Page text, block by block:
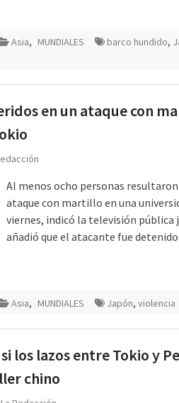
Asia, MUNDIALES barco hundido,
en un ataque con
Al menos ocho personas resultaron
ataque con martillo en una
viernes, indicó la televisión pública
añadió que el atacante fue
Asia, MUNDIALES Japón, violencia
los lazos entre Tokio y
chino